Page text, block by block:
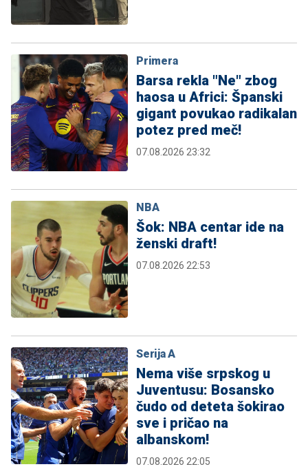
Primera
Barsa rekla "Ne" zbog
haosa u Africi: Španski
gigant povukao radikalan
potez pred meč!
07.08.2026 23:32
NBA
Šok: NBA centar ide na
ženski draft!
07.08.2026 22:53
Serija A
Nema više srpskog u
Juventusu: Bosansko
čudo od deteta šokirao
sve i pričao na
albanskom!
07.08.2026 22:05